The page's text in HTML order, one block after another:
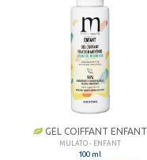
GEL COIFFANT ENFANT
MULATO - ENFANT
100 ml